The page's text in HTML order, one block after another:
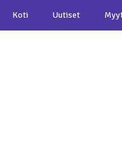
Koti Uutiset